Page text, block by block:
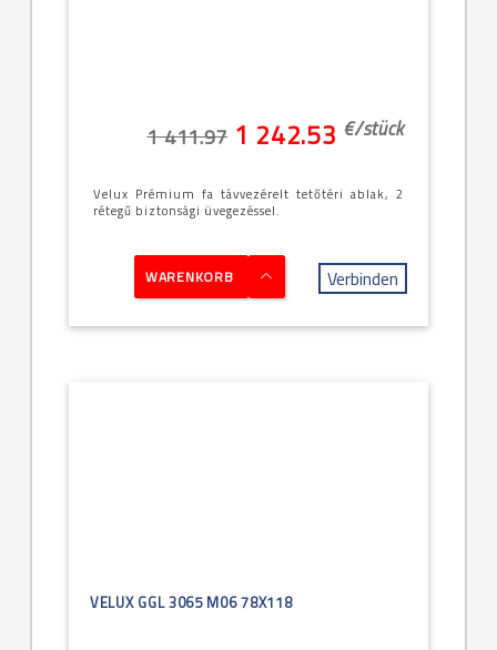
1 411.97 1 242.53 €/stück
Velux Prémium fa távvezérelt tetőtéri ablak, 2
rétegű biztonsági üvegezéssel.
WARENKORB Verbinden
VELUX GGL 3065 M06 78X118